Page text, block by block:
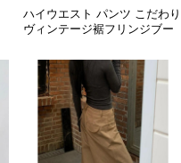
ハイウエスト パンツ こだわり
ヴィンテージ裾フリンジブー